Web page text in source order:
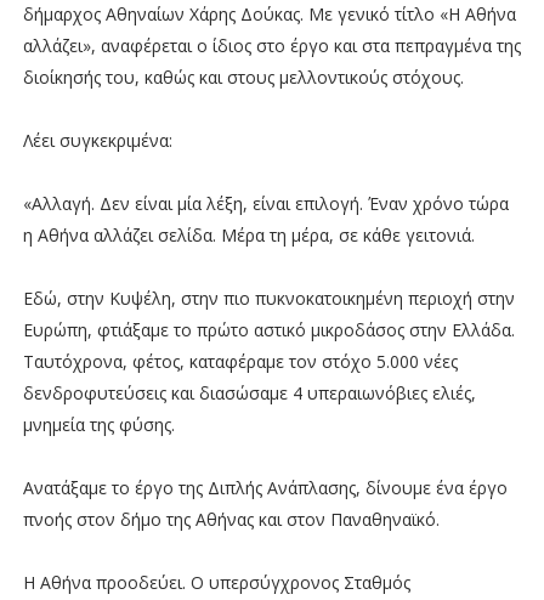
δήμαρχος Αθηναίων Χάρης Δούκας. Με γενικό τίτλο «Η Αθήνα
αλλάζει», αναφέρεται ο ίδιος στο έργο και στα πεπραγμένα της
διοίκησής του, καθώς και στους μελλοντικούς στόχους.
Λέει συγκεκριμένα:
«Αλλαγή. Δεν είναι μία λέξη, είναι επιλογή. Έναν χρόνο τώρα
η Αθήνα αλλάζει σελίδα. Μέρα τη μέρα, σε κάθε γειτονιά.
Εδώ, στην Κυψέλη, στην πιο πυκνοκατοικημένη περιοχή στην
Ευρώπη, φτιάξαμε το πρώτο αστικό μικροδάσος στην Ελλάδα.
Ταυτόχρονα, φέτος, καταφέραμε τον στόχο 5.000 νέες
δενδροφυτεύσεις και διασώσαμε 4 υπεραιωνόβιες ελιές,
μνημεία της φύσης.
Ανατάξαμε το έργο της Διπλής Ανάπλασης, δίνουμε ένα έργο
πνοής στον δήμο της Αθήνας και στον Παναθηναϊκό.
Η Αθήνα προοδεύει. Ο υπερσύγχρονος Σταθμός